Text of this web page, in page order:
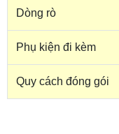
Dòng rò
Phụ kiện đi kèm
Quy cách đóng gói